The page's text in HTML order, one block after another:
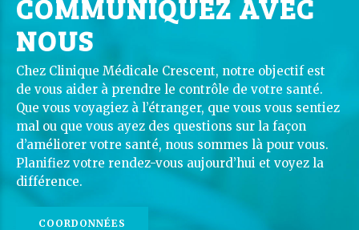
NOUS
Chez Clinique Médicale Crescent, notre objectif est
de vous aider à prendre le contrôle de votre santé.
Que vous voyagiez à l’étranger, que vous vous sentiez
mal ou que vous ayez des questions sur la façon
d’améliorer votre santé, nous sommes là pour vous.
Planifiez votre rendez-vous aujourd’hui et voyez la
différence.
COORDONNÉES